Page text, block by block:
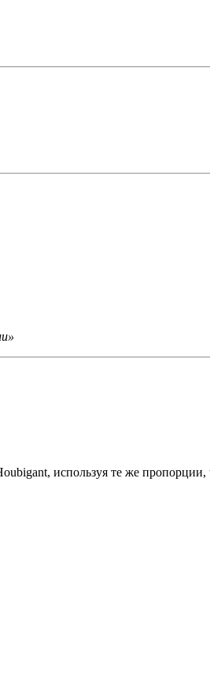
используя те же пропорции,